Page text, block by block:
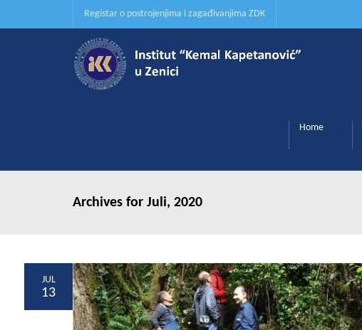
Registar o postrojenjima i zagađivanjima ZDK
Home
Archives for Juli, 2020
JUL
13